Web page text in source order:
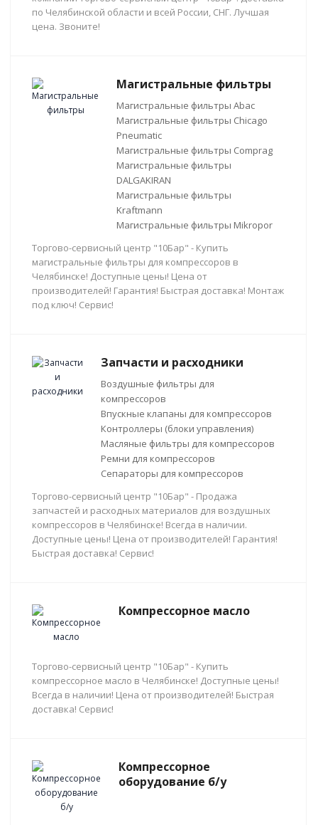
по Челябинской области и всей России, СНГ. Лучшая
цена. Звоните!
Магистральные фильтры
Магистральные фильтры Abac
Магистральные фильтры Chicago
Pneumatic
Магистральные фильтры Comprag
Магистральные фильтры
DALGAKIRAN
Магистральные фильтры
Kraftmann
Магистральные фильтры Mikropor
Торгово-сервисный центр "10Бар" - Купить
магистральные фильтры для компрессоров в
Челябинске! Доступные цены! Цена от
производителей! Гарантия! Быстрая доставка! Монтаж
под ключ! Сервис!
Запчасти и расходники
Воздушные фильтры для
компрессоров
Впускные клапаны для компрессоров
Контроллеры (блоки управления)
Масляные фильтры для компрессоров
Ремни для компрессоров
Сепараторы для компрессоров
Торгово-сервисный центр "10Бар" - Продажа
запчастей и расходных материалов для воздушных
компрессоров в Челябинске! Всегда в наличии.
Доступные цены! Цена от производителей! Гарантия!
Быстрая доставка! Сервис!
Компрессорное масло
Торгово-сервисный центр "10Бар" - Купить
компрессорное масло в Челябинске! Доступные цены!
Всегда в наличии! Цена от производителей! Быстрая
доставка! Сервис!
Компрессорное
оборудование б/у